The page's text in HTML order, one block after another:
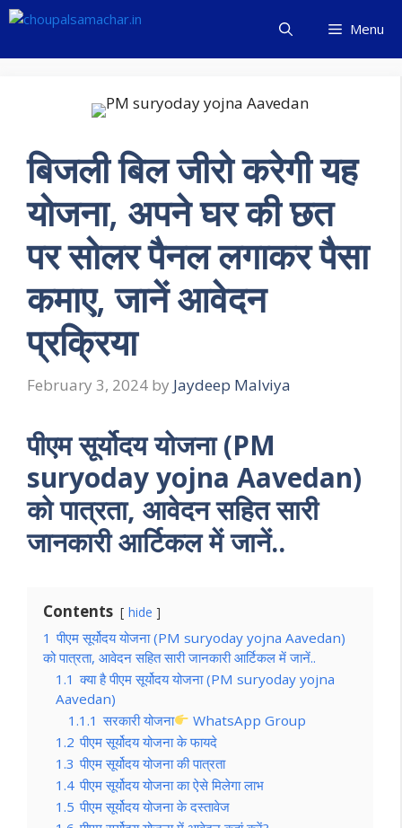
Skip
content
Menu
बिजली बिल जीरो करेगी यह
योजना, अपने घर की छत
पर सोलर पैनल लगाकर पैसा
कमाए, जानें आवेदन
प्रक्रिया
February 3, 2024 by Jaydeep Malviya
पीएम सूर्योदय योजना (PM
suryoday yojna Aavedan)
को पात्रता, आवेदन सहित सारी
जानकारी आर्टिकल में जानें..
Contents hide
1 पीएम सूर्योदय योजना (PM suryoday yojna Aavedan)
को पात्रता, आवेदन सहित सारी जानकारी आर्टिकल में जानें..
1.1 क्या है पीएम सूर्योदय योजना (PM suryoday yojna
Aavedan)
1.1.1 सरकारी योजना
WhatsApp Group
1.2 पीएम सूर्योदय योजना के फायदे
1.3 पीएम सूर्योदय योजना की पात्रता
1.4 पीएम सूर्योदय योजना का ऐसे मिलेगा लाभ
1.5 पीएम सूर्योदय योजना के दस्तावेज